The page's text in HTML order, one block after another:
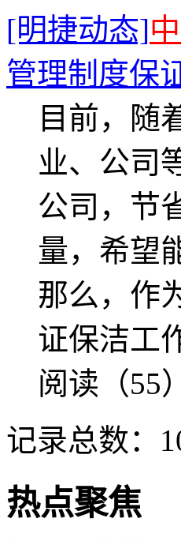
[明捷动态]
管理制度保
目前，随
业、公司
公司，节
量，希望
那么，作
证保洁工
阅读（55
记录总数：
热点聚焦